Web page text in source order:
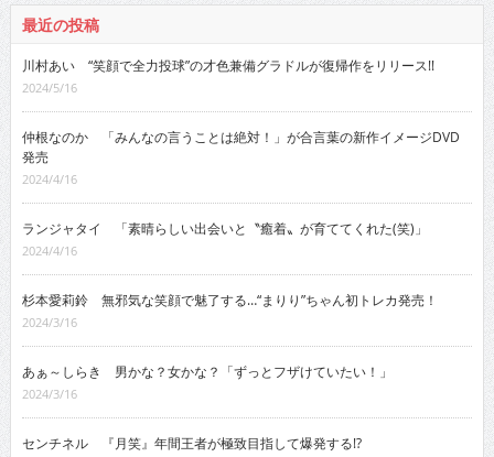
最近の投稿
川村あい “笑顔で全力投球”の才色兼備グラドルが復帰作をリリース!!
2024/5/16
仲根なのか 「みんなの言うことは絶対！」が合言葉の新作イメージDVD
発売
2024/4/16
ランジャタイ 「素晴らしい出会いと〝癒着〟が育ててくれた(笑)」
2024/4/16
杉本愛莉鈴 無邪気な笑顔で魅了する…“まりり”ちゃん初トレカ発売！
2024/3/16
あぁ～しらき 男かな？女かな？「ずっとフザけていたい！」
2024/3/16
センチネル 『月笑』年間王者が極致目指して爆発する!?